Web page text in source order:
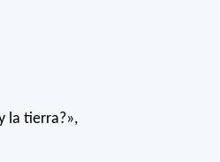
la tierra?»,